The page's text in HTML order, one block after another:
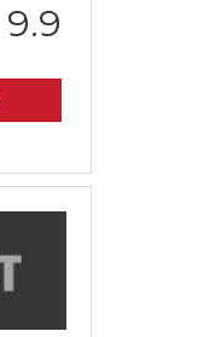
9.9